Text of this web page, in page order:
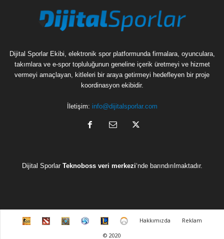
Dijital Sporlar Ekibi, elektronik spor platformunda firmalara, oyunculara,
takımlara ve e-spor topluluğunun geneline içerik üretmeyi ve hizmet
vermeyi amaçlayan, kitleleri bir araya getirmeyi hedefleyen bir proje
koordinasyon ekibidir.
İletişim: info@dijitalsporlar.com
Dijital Sporlar Teknoboss veri merkezi‘nde barındırılmaktadır.
C
D
H
H
L
O
Hakkımızda
Reklam
© 2020